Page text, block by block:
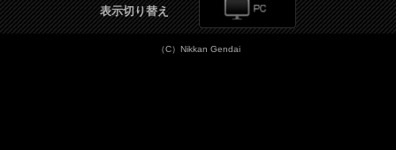
表示切り替え
（C）Nikkan Gendai